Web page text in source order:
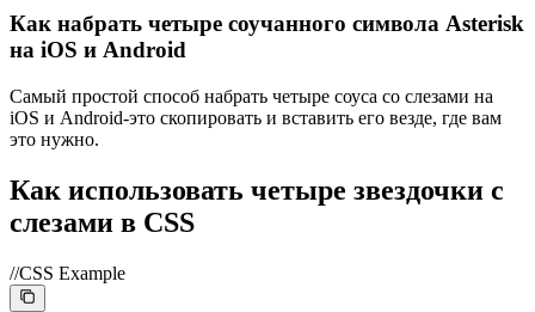
Как набрать четыре соучанного символа Asterisk
на iOS и Android
Самый простой способ набрать четыре соуса со слезами на
iOS и Android-это скопировать и вставить его везде, где вам
это нужно.
Как использовать четыре звездочки с
слезами в CSS
//CSS Example